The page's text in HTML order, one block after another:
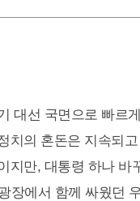
대선 국면으로 빠르
치의 혼돈은 지속되
지만, 대통령 하나 바
장에서 함께 싸웠던